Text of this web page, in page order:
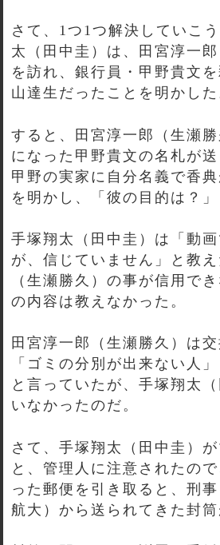
さて、1つ1つ解決していこ
太（田中圭）は、田宮淳一
を訪れ、銀行員・甲野貴文
山達生だったことを明かした
すると、田宮淳一郎（生瀬
になった甲野貴文の名札が送
甲野の実家に自分名義で香
を明かし、「彼の目的は？」
手塚翔太（田中圭）は「動
が、信じていません」と教
（生瀬勝久）の事が信用で
の内容は教えなかった。
田宮淳一郎（生瀬勝久）は
「ゴミの分別が出来ない人
と言っていたが、手塚翔太
いなかったのだ。
さて、手塚翔太（田中圭）
と、管理人に注意されたの
った郵便を引き取ると、刑
航大）から送られてきた封筒